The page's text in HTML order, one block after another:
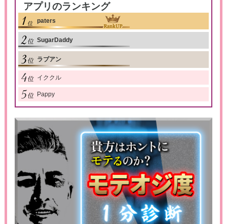
アプリのランキング
paters
SugarDaddy
ラブアン
イククル
Pappy